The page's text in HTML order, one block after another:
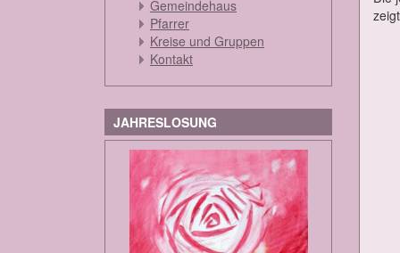
Gemeindehaus
Pfarrer
Kreise und Gruppen
Kontakt
JAHRESLOSUNG